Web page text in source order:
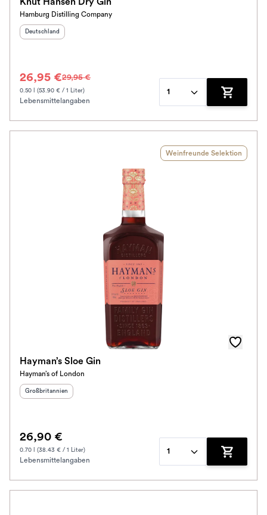
Hamburg Distilling Company
Herkunftsland
Deutschland
26,95 €29,95 €
0.50 l (53.90 € / 1 Liter)
Lebensmittelangaben
1
Zum
Weinfreunde Selektion
Hayman’s Sloe Gin
Hayman’s of London
Herkunftsland:
Großbritannien
26,90 €
0.70 l (38.43 € / 1 Liter)
Lebensmittelangaben
1
Zum